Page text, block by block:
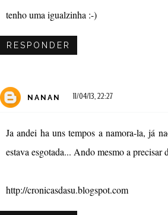
tenho uma igualzinha :-)
RESPONDER
NANAN 11/04/13, 22:27
Ja andei ha uns tempos a namora-la, já
estava esgotada... Ando mesmo a
http://cronicasdasu.blogspot.com